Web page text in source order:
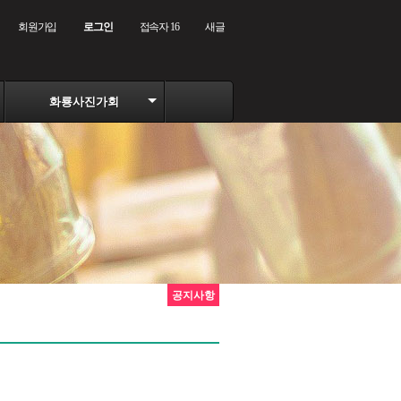
회원가입 로그인 접속자 16 새글
화룡사진가회
공지사항